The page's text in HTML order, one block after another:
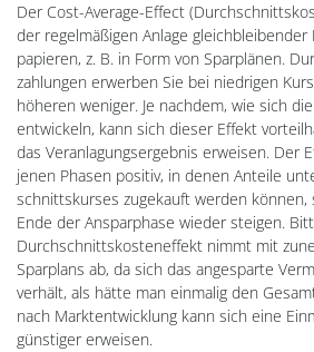
Der Cost-Average-Effect
der regel­mäßigen An­lage
papieren, z. B. in Form von Spar­plänen.
zahlungen erwerben Sie bei niedrigen
höheren weniger. Je nachdem, wie sich
ent­wickeln, kann sich dieser Effekt
das Ver­anlagungs­ergebnis erweisen. Der
jenen Phasen positiv, in denen An­teile
schnitts­kurses zu­ge­kauft werden können,
Ende der Anspar­phase wieder steigen.
Durch­schnitts­kosten­effekt nimmt mit
Spar­plans ab, da sich das an­ge­sparte
ver­hält, als hätte man ein­malig den
nach Markt­ent­wicklung kann sich eine
günstiger er­weisen.